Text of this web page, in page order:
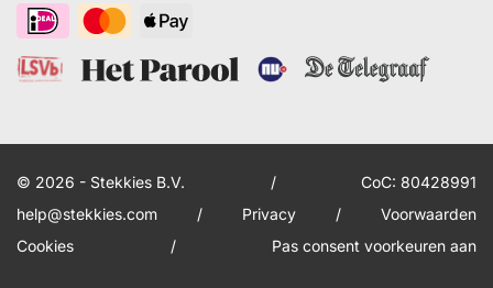
© 2026 - Stekkies B.V. /
CoC: 80428991
help@stekkies.com
/ Privacy /
Voorwaarden
Cookies
/ Pas consent voorkeuren aan